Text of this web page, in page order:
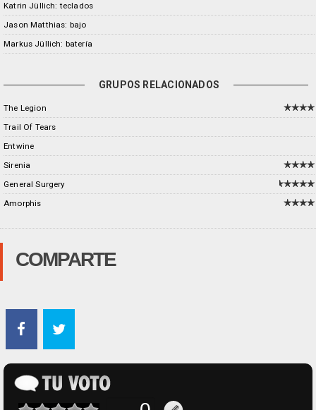
Katrin Jüllich: teclados
Jason Matthias: bajo
Markus Jüllich: batería
GRUPOS RELACIONADOS
The Legion
Trail Of Tears
Entwine
Sirenia
General Surgery
Amorphis
COMPARTE